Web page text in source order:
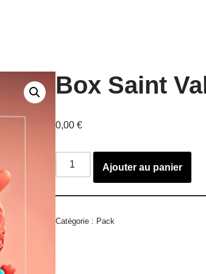
Box Saint
0,00€
Ajouter au panier
Catégorie : Pack